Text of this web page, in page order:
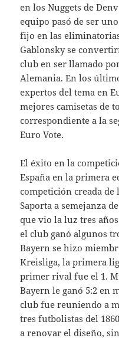
en los Nuggets de
equipo pasó de ser
fijo en las
Gablonsky se
club en ser llamado
Alemania. En los
expertos del tema en
mejores camisetas de
correspondiente a la
Euro Vote.
El éxito en la
España en la primera
competición creada de
Saporta a semejanza
que vio la luz tres
el club ganó algunos
Bayern se hizo
Kreisliga, la primera
primer rival fue el 1.
Bayern le ganó 5:2 en
club fue reuniendo a
tres futbolistas del
a renovar el diseño,